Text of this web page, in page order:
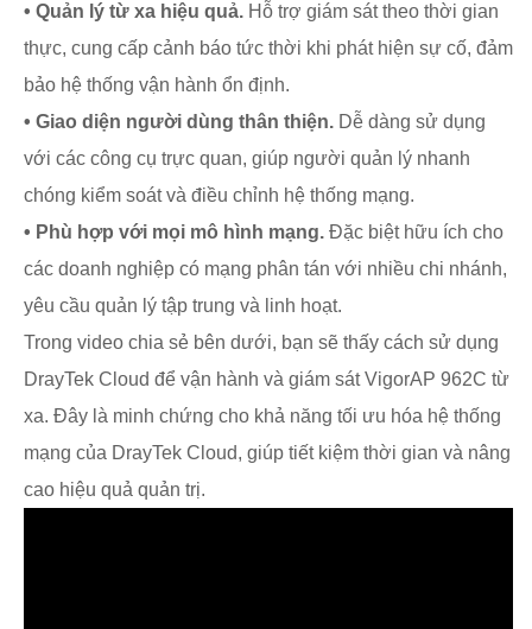
• Quản lý từ xa hiệu quả. Hỗ trợ giám sát theo thời gian
thực, cung cấp cảnh báo tức thời khi phát hiện sự cố, đảm
bảo hệ thống vận hành ổn định.
• Giao diện người dùng thân thiện. Dễ dàng sử dụng
với các công cụ trực quan, giúp người quản lý nhanh
chóng kiểm soát và điều chỉnh hệ thống mạng.
• Phù hợp với mọi mô hình mạng. Đặc biệt hữu ích cho
các doanh nghiệp có mạng phân tán với nhiều chi nhánh,
yêu cầu quản lý tập trung và linh hoạt.
Trong video chia sẻ bên dưới, bạn sẽ thấy cách sử dụng
DrayTek Cloud để vận hành và giám sát VigorAP 962C từ
xa. Đây là minh chứng cho khả năng tối ưu hóa hệ thống
mạng của DrayTek Cloud, giúp tiết kiệm thời gian và nâng
cao hiệu quả quản trị.